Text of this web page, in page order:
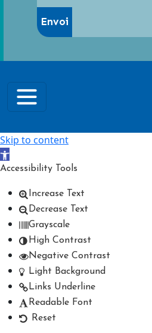
Skip to content
Open toolbar
Accessibility Tools
Increase Text
Decrease Text
Grayscale
High Contrast
Negative Contrast
Light Background
Links Underline
Readable Font
Reset